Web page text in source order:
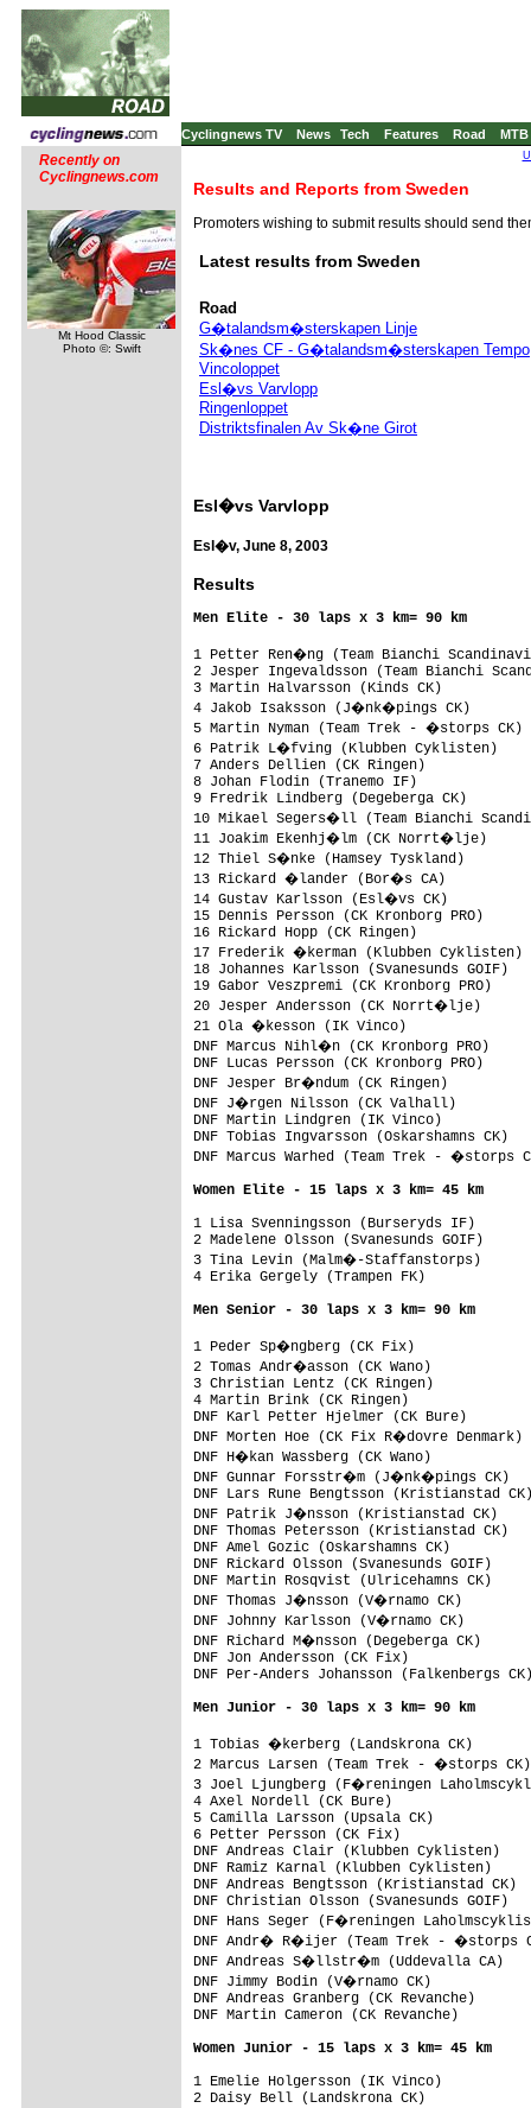
Cyclingnews TV News Tech Features Road MTB
Recently on
Cyclingnews.com
Mt Hood Classic
Photo ©: Swift
Results and Reports from Sweden
Promoters wishing to submit results should send
Latest results from Sweden
Road
G�talandsm�sterskapen Linje
Sk�nes CF - G�talandsm�sterskapen Tempo
Vincoloppet
Esl�vs Varvlopp
Ringenloppet
Distriktsfinalen Av Sk�ne Girot
Esl�vs Varvlopp
Esl�v, June 8, 2003
Results
Men Elite - 30 laps x 3 km= 90 km
1 Petter Ren�ng (Team Bianchi
2 Jesper Ingevaldsson (Team Bianchi
3 Martin Halvarsson (Kinds CK)
4 Jakob Isaksson (J�nk�pings CK)
5 Martin Nyman (Team Trek - �storps CK)
6 Patrik L�fving (Klubben Cyklisten)
7 Anders Dellien (CK Ringen)
8 Johan Flodin (Tranemo IF)
9 Fredrik Lindberg (Degeberga CK)
10 Mikael Segers�ll (Team Bianchi
11 Joakim Ekenhj�lm (CK Norrt�lje)
12 Thiel S�nke (Hamsey Tyskland)
13 Rickard �lander (Bor�s CA)
14 Gustav Karlsson (Esl�vs CK)
15 Dennis Persson (CK Kronborg PRO)
16 Rickard Hopp (CK Ringen)
17 Frederik �kerman (Klubben Cyklisten)
18 Johannes Karlsson (Svanesunds GOIF)
19 Gabor Veszpremi (CK Kronborg PRO)
20 Jesper Andersson (CK
21 Ola �kesson (IK Vinco)
DNF Marcus Nihl�n (CK Kronborg PRO)
DNF Lucas Persson (CK Kronborg PRO)
DNF Jesper Br�ndum (CK Ringen)
DNF J�rgen Nilsson (CK Valhall)
DNF Martin Lindgren (IK Vinco)
DNF Tobias Ingvarsson (Oskarshamns CK)
DNF Marcus Warhed (Team Trek - �storps
Women Elite - 15 laps x 3 km= 45 km
1 Lisa Svenningsson (Burseryds IF)
2 Madelene Olsson (Svanesunds GOIF)
3 Tina Levin (Malm�-Staffanstorps)
4 Erika Gergely (Trampen FK)
Men Senior - 30 laps x 3 km= 90 km
1 Peder Sp�ngberg (CK Fix)
2 Tomas Andr�asson (CK Wano)
3 Christian Lentz (CK Ringen)
4 Martin Brink (CK Ringen)
DNF Karl Petter Hjelmer (CK Bure)
DNF Morten Hoe (CK Fix R�dovre Denmark)
DNF H�kan Wassberg (CK Wano)
DNF Gunnar Forsstr�m (J�nk�pings CK)
DNF Lars Rune Bengtsson (Kristianstad
DNF Patrik J�nsson (Kristianstad CK)
DNF Thomas Petersson (Kristianstad CK)
DNF Amel Gozic (Oskarshamns CK)
DNF Rickard Olsson (Svanesunds GOIF)
DNF Martin Rosqvist (Ulricehamns CK)
DNF Thomas J�nsson (V�rnamo CK)
DNF Johnny Karlsson (V�rnamo CK)
DNF Richard M�nsson (Degeberga CK)
DNF Jon Andersson (CK Fix)
DNF Per-Anders Johansson (Falkenbergs
Men Junior - 30 laps x 3 km= 90 km
1 Tobias �kerberg (Landskrona CK)
2 Marcus Larsen (Team Trek - �storps CK)
3 Joel Ljungberg (F�reningen
4 Axel Nordell (CK Bure)
5 Camilla Larsson (Upsala CK)
6 Petter Persson (CK Fix)
DNF Andreas Clair (Klubben Cyklisten)
DNF Ramiz Karnal (Klubben Cyklisten)
DNF Andreas Bengtsson (Kristianstad CK)
DNF Christian Olsson (Svanesunds GOIF)
DNF Hans Seger (F�reningen
DNF Andr� R�ijer (Team Trek - �storps
DNF Andreas S�llstr�m (Uddevalla CA)
DNF Jimmy Bodin (V�rnamo CK)
DNF Andreas Granberg (CK Revanche)
DNF Martin Cameron (CK Revanche)
Women Junior - 15 laps x 3 km= 45 km
1 Emelie Holgersson (IK Vinco)
2 Daisy Bell (Landskrona CK)